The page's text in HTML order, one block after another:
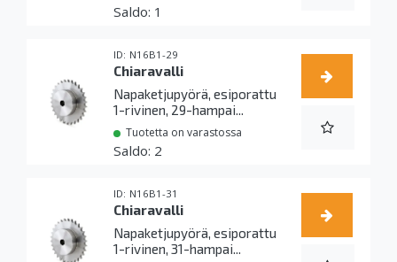
1
N16B1-29
Chiaravalli
Napaketjupyörä, esiporattu
1-rivinen, 29-hampai...
Tuotetta on varastossa
2
N16B1-31
Chiaravalli
Napaketjupyörä, esiporattu
1-rivinen, 31-hampai...